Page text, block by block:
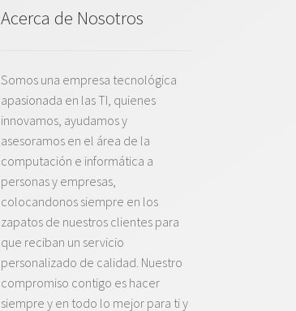
Acerca de Nosotros
Somos una empresa tecnológica
apasionada en las TI, quienes
innovamos, ayudamos y
asesoramos en el área de la
computación e informática a
personas y empresas,
colocandonos siempre en los
zapatos de nuestros clientes para
que reciban un servicio
personalizado de calidad. Nuestro
compromiso contigo es hacer
siempre y en todo lo mejor para ti y